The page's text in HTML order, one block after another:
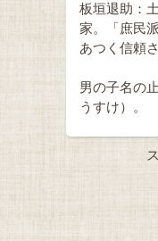
板垣退助：
家。「庶民
あつく信頼
男の子名の
うすけ）。